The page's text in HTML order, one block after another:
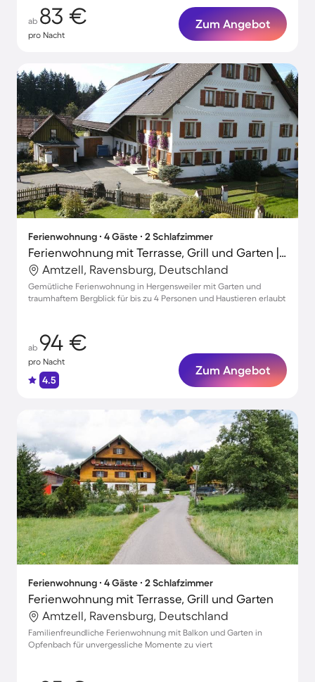
ab 83 €
pro Nacht
Zum Angebot
Ferienwohnung ∙ 4 Gäste ∙ 2 Schlafzimmer
Ferienwohnung mit Terrasse, Grill und Garten | Bergblick | Haustierfreundlich
Amtzell, Ravensburg, Deutschland
Gemütliche Ferienwohnung in Hergensweiler mit Garten und
traumhaftem Bergblick für bis zu 4 Personen und Haustieren erlaubt
ab 94 €
pro Nacht
4.5
Zum Angebot
Ferienwohnung ∙ 4 Gäste ∙ 2 Schlafzimmer
Ferienwohnung mit Terrasse, Grill und Garten
Amtzell, Ravensburg, Deutschland
Familienfreundliche Ferienwohnung mit Balkon und Garten in
Opfenbach für unvergessliche Momente zu viert